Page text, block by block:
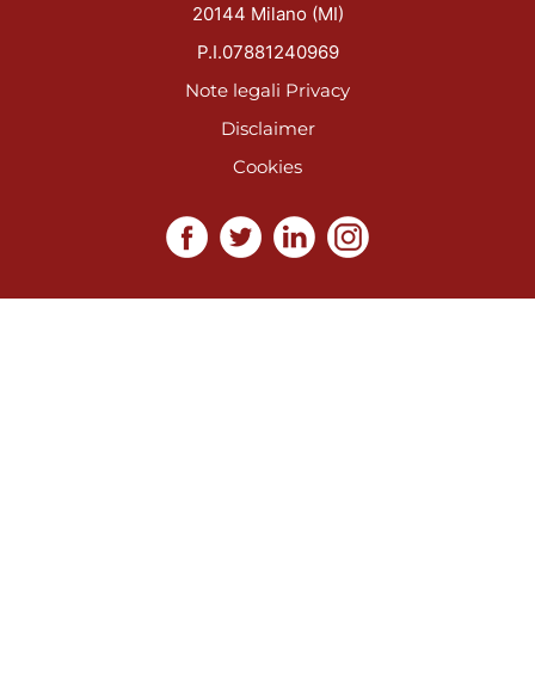
20144 Milano (MI)
P.I.07881240969
Note legali Privacy
Disclaimer
Cookies